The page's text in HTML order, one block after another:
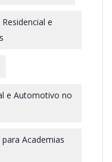
e
e Automotivo no
Academias